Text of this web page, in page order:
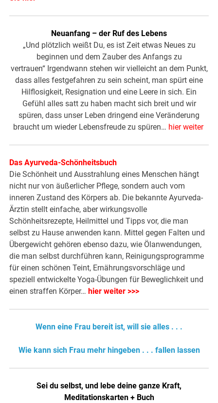
Neuanfang – der Ruf des Lebens
„Und plötzlich weißt Du, es ist Zeit etwas Neues zu
beginnen und dem Zauber des Anfangs zu
vertrauen“ Irgendwann stehen wir vielleicht an dem Punkt,
dass alles festgefahren zu sein scheint, man spürt eine
Hilflosigkeit, Resignation und eine Leere in sich. Ein
Gefühl alles satt zu haben macht sich breit und wir
spüren, dass unser Leben dringend eine Veränderung
braucht um wieder Lebensfreude zu spüren… hier weiter
Das Ayurveda-Schönheitsbuch
Die Schönheit und Ausstrahlung eines Menschen hängt
nicht nur von äußerlicher Pflege, sondern auch vom
inneren Zustand des Körpers ab. Die bekannte Ayurveda-
Ärztin stellt einfache, aber wirkungsvolle
Schönheitsrezepte, Heilmittel und Tipps vor, die man
selbst zu Hause anwenden kann. Mittel gegen Falten und
Übergewicht gehören ebenso dazu, wie Ölanwendungen,
die man selbst durchführen kann, Reinigungsprogramme
für einen schönen Teint, Ernährungsvorschläge und
speziell entwickelte Yoga-Übungen für Beweglichkeit und
einen straffen Körper… hier weiter >>>
Wenn eine Frau bereit ist, will sie alles . . .
Wie kann sich Frau mehr hingeben . . . fallen lassen
Sei du selbst, und lebe deine ganze Kraft,
Meditationskarten + Buch